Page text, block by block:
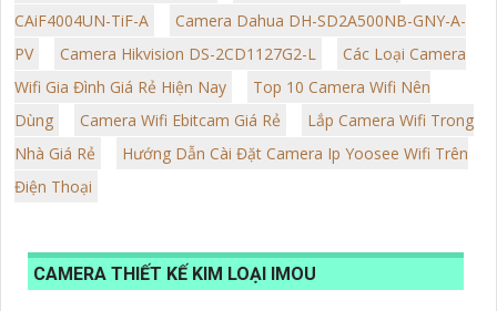
CAiF4004UN-TiF-A
Camera Dahua DH-SD2A500NB-GNY-A-
PV
Camera Hikvision DS-2CD1127G2-L
Các Loại Camera
Wifi Gia Đình Giá Rẻ Hiện Nay
Top 10 Camera Wifi Nên
Dùng
Camera Wifi Ebitcam Giá Rẻ
Lắp Camera Wifi Trong
Nhà Giá Rẻ
Hướng Dẫn Cài Đặt Camera Ip Yoosee Wifi Trên
Điện Thoại
CAMERA THIẾT KẾ KIM LOẠI IMOU